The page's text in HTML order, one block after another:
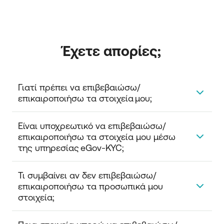
Έχετε απορίες;
Γιατί πρέπει να επιβεβαιώσω/
επικαιροποιήσω τα στοιχεία μου;
Γιατί, σαν τράπεζα, οφείλουμε από τον νόμο
(4557/2018) να έχουμε πιστοποιημένα τα στοιχεία
ταυτότητας και οικονομικού/συναλλακτικού προφίλ
σας, όπου γίνεται μέσω ηλεκτρονικής
Είναι υποχρεωτικό να επιβεβαιώσω/
επικαιροποιήσω τα στοιχεία μου μέσω
της υπηρεσίας eGov-KYC;
Μπορείτε και να μην χρησιμοποιήσετε τη
συγκεκριμένη υπηρεσία. Σε αυτή την περίπτωση
όμως, θα πρέπει να το κάνετε
μέσω Internet και Mobile Banking με ανάρτηση των
Τι συμβαίνει αν δεν επιβεβαιώσω/
επικαιροποιήσω τα προσωπικά μου
στοιχεία;
Επειδή η επιβεβαίωση των στοιχείων των πελατών